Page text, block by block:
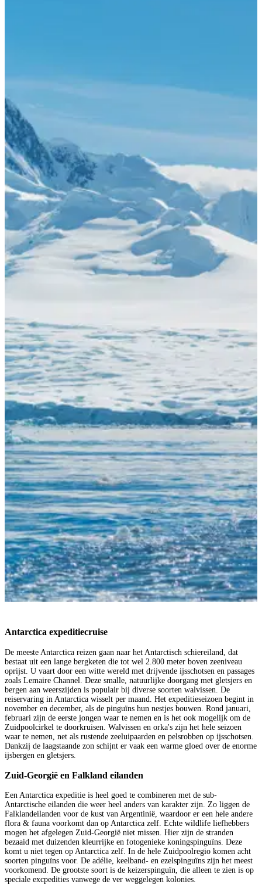
Antarctica expeditiecruise
De meeste Antarctica reizen gaan naar het Antarctisch schiereiland, dat
bestaat uit een lange bergketen die tot wel 2.800 meter boven zeeniveau
oprijst. U vaart door een witte wereld met drijvende ijsschotsen en passages
zoals Lemaire Channel. Deze smalle, natuurlijke doorgang met gletsjers en
bergen aan weerszijden is populair bij diverse soorten walvissen. De
reiservaring in Antarctica wisselt per maand. Het expeditieseizoen begint in
november en december, als de pinguïns hun nestjes bouwen. Rond januari,
februari zijn de eerste jongen waar te nemen en is het ook mogelijk om de
Zuidpoolcirkel te doorkruisen. Walvissen en orka's zijn het hele seizoen
waar te nemen, net als rustende zeeluipaarden en pelsrobben op ijsschotsen.
Dankzij de laagstaande zon schijnt er vaak een warme gloed over de enorme
ijsbergen en gletsjers.
Zuid-Georgië en Falkland eilanden
Een Antarctica expeditie is heel goed te combineren met de sub-
Antarctische eilanden die weer heel anders van karakter zijn. Zo liggen de
Falklandeilanden voor de kust van Argentinië, waardoor er een hele andere
flora & fauna voorkomt dan op Antarctica zelf. Echte wildlife liefhebbers
mogen het afgelegen Zuid-Georgië niet missen. Hier zijn de stranden
bezaaid met duizenden kleurrijke en fotogenieke koningspinguïns. Deze
komt u niet tegen op Antarctica zelf. In de hele Zuidpoolregio komen acht
soorten pinguïns voor. De adélie, keelband- en ezelspinguïns zijn het meest
voorkomend. De grootste soort is de keizerspinguïn, die alleen te zien is op
speciale excpedities vanwege de ver weggelegen kolonies.